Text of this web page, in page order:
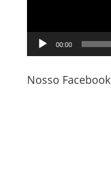
00:00
Nosso Facebook